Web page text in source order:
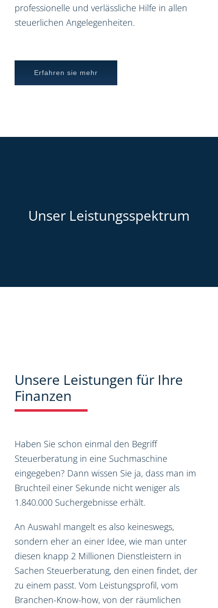
professionelle und verlässliche Hilfe in allen
steuerlichen Angelegenheiten.
Erfahren sie mehr
Unser Leistungsspektrum
Unsere Leistungen für Ihre
Finanzen
Haben Sie schon einmal den Begriff
Steuerberatung in eine Suchmaschine
eingegeben? Dann wissen Sie ja, dass man im
Bruchteil einer Sekunde nicht weniger als
1.840.000 Suchergebnisse erhält.
An Auswahl mangelt es also keineswegs,
sondern eher an einer Idee, wie man unter
diesen knapp 2 Millionen Dienstleistern in
Sachen Steuerberatung, den einen findet, der
zu einem passt. Vom Leistungsprofil, vom
Branchen-Know-how, von der räumlichen